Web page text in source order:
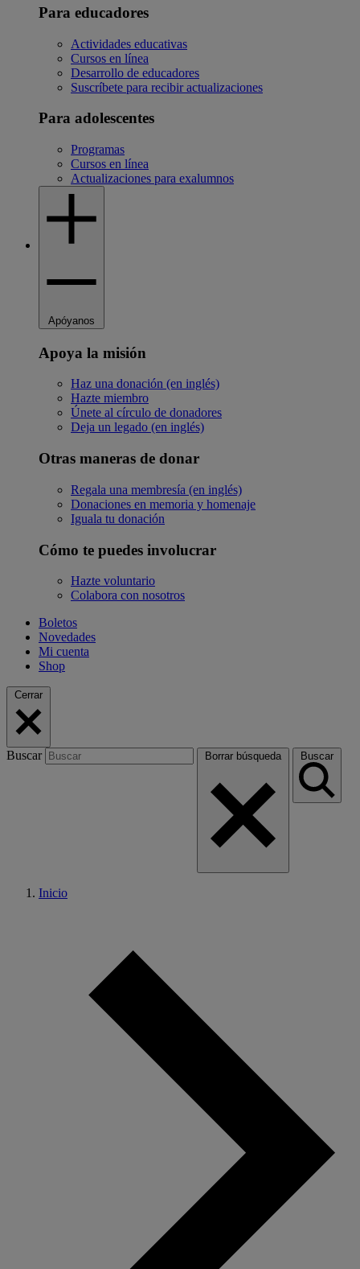
Para educadores
Actividades educativas
Cursos en línea
Desarrollo de educadores
Suscríbete para recibir actualizaciones
Para adolescentes
Programas
Cursos en línea
Actualizaciones para exalumnos
Apóyanos
Apoya la misión
Haz una donación (en inglés)
Hazte miembro
Únete al círculo de donadores
Deja un legado (en inglés)
Otras maneras de donar
Regala una membresía (en inglés)
Donaciones en memoria y homenaje
Iguala tu donación
Cómo te puedes involucrar
Hazte voluntario
Colabora con nosotros
Boletos
Novedades
Mi cuenta
Shop
Cerrar
Buscar Borrar búsqueda Buscar
Inicio